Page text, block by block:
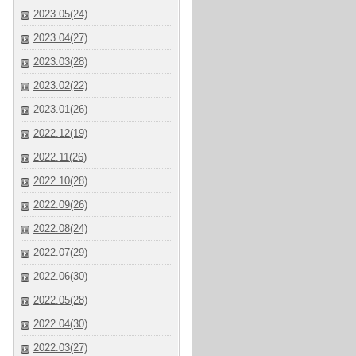
2023.05(24)
2023.04(27)
2023.03(28)
2023.02(22)
2023.01(26)
2022.12(19)
2022.11(26)
2022.10(28)
2022.09(26)
2022.08(24)
2022.07(29)
2022.06(30)
2022.05(28)
2022.04(30)
2022.03(27)